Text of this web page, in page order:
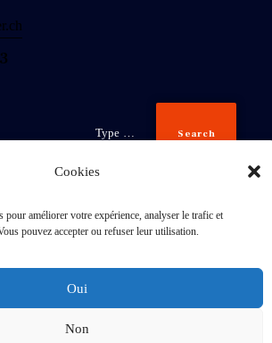
Cookies
pour améliorer votre expérience, analyser le trafic et
pouvez accepter ou refuser leur utilisation.
Oui
Non
Search
Inscris-
toi
de confidentialité.